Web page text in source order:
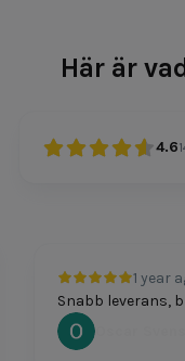
Här är
4.6
1 year
Snabb leverans,
Oscar